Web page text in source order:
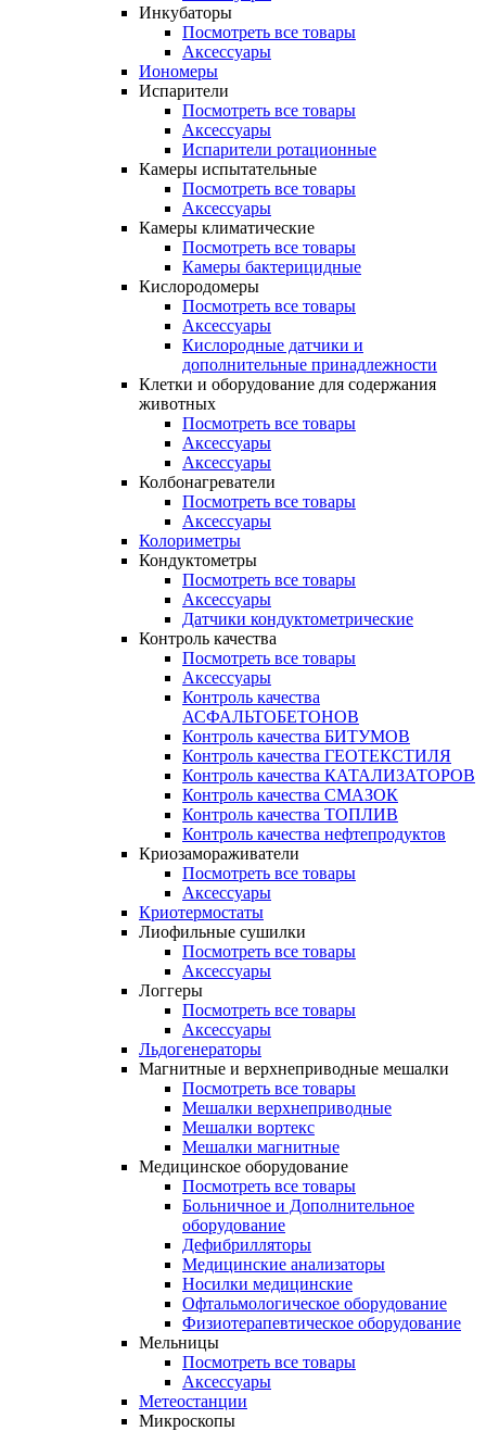
Инкубаторы
Посмотреть все товары
Аксессуары
Иономеры
Испарители
Посмотреть все товары
Аксессуары
Испарители ротационные
Камеры испытательные
Посмотреть все товары
Аксессуары
Камеры климатические
Посмотреть все товары
Камеры бактерицидные
Кислородомеры
Посмотреть все товары
Аксессуары
Кислородные датчики и
дополнительные принадлежности
Клетки и оборудование для содержания
животных
Посмотреть все товары
Аксессуары
Аксессуары
Колбонагреватели
Посмотреть все товары
Аксессуары
Колориметры
Кондуктометры
Посмотреть все товары
Аксессуары
Датчики кондуктометрические
Контроль качества
Посмотреть все товары
Аксессуары
Контроль качества
АСФАЛЬТОБЕТОНОВ
Контроль качества БИТУМОВ
Контроль качества ГЕОТЕКСТИЛЯ
Контроль качества КАТАЛИЗАТОРОВ
Контроль качества СМАЗОК
Контроль качества ТОПЛИВ
Контроль качества нефтепродуктов
Криозамораживатели
Посмотреть все товары
Аксессуары
Криотермостаты
Лиофильные сушилки
Посмотреть все товары
Аксессуары
Логгеры
Посмотреть все товары
Аксессуары
Льдогенераторы
Магнитные и верхнеприводные мешалки
Посмотреть все товары
Мешалки верхнеприводные
Мешалки вортекс
Мешалки магнитные
Медицинское оборудование
Посмотреть все товары
Больничное и Дополнительное
оборудование
Дефибрилляторы
Медицинские анализаторы
Носилки медицинские
Офтальмологическое оборудование
Физиотерапевтическое оборудование
Мельницы
Посмотреть все товары
Аксессуары
Метеостанции
Микроскопы